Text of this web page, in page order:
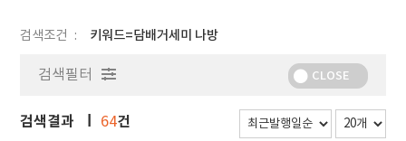
검색조건 키워드=담배거세미 나방
검색필터 CLOSE
검색결과 64건